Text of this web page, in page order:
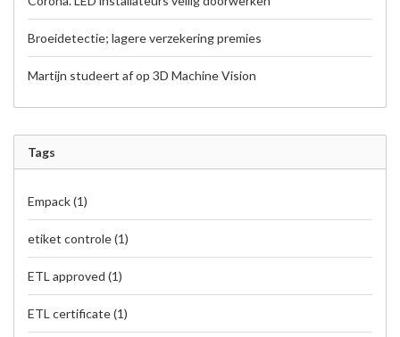
Broeidetectie; lagere verzekering premies
Martijn studeert af op 3D Machine Vision
Tags
Empack(1)
etiket controle(1)
ETL approved (1)
ETL certificate(1)